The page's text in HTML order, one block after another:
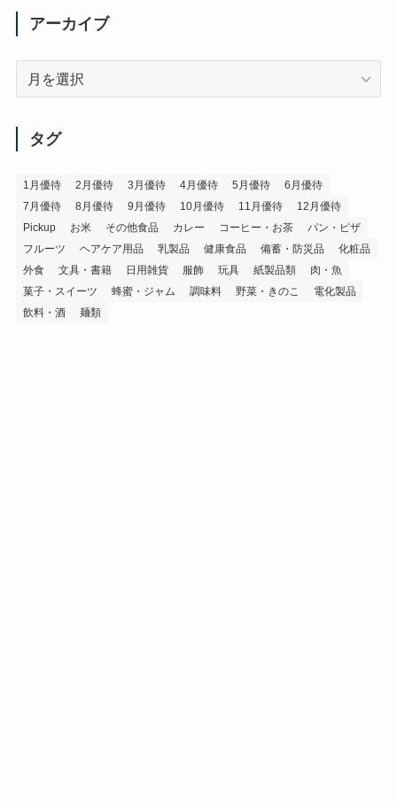
アーカイブ
タグ
1月優待 2月優待 3月優待 4月優待 5月優待
6月優待
7月優待
8月優待 9月優待 10月優待 11月優待
12月優待
Pickup
お米 その他食品 カレー コーヒー・お茶
パン・ピザ
フルーツ
ヘアケア用品 乳製品 健康食品 備蓄・防災品
化粧品
外食
文具・書籍 日用雑貨 服飾 玩具 紙製品類
肉・魚
菓子・スイーツ
蜂蜜・ジャム 調味料 野菜・きのこ
電化製品
飲料・酒
麺類